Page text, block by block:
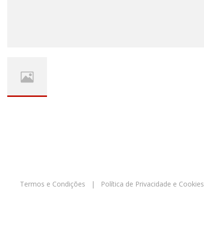
Termos e Condições | Política de Privacidade e Cookies